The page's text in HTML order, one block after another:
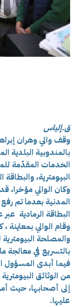
ق.إلياس
وقف والي وهران
بالمندوبية البلدية
الخدمات المقدّمة
البيومترية، والبطاقة
وكان الوالي مؤخرا،
المدنية بعدما تم
البطاقة الرمادية
وقام الوالي بمعاينة
والمصلحة
بالتسريع في معالجة
فيما أبدى المسؤول
من الوثائق
إلى أصحابها، حيث
عليها.